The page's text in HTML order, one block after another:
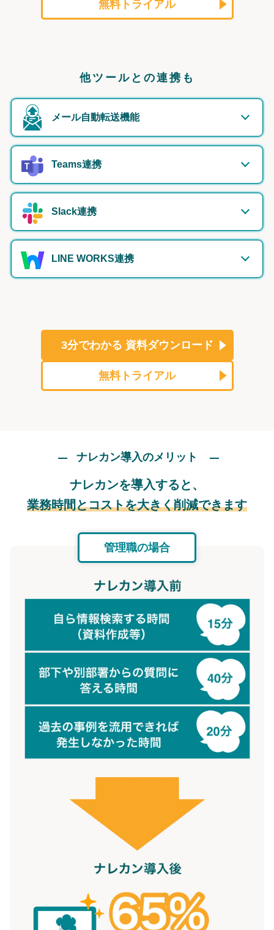
無料トライアル
他ツールとの連携も
メール自動転送機能
Teams連携
Slack連携
LINE WORKS連携
3分でわかる 資料ダウンロード
無料トライアル
ナレカン導入のメリット
ナレカンを導入すると、
業務時間とコストを大きく削減できます
管理職の場合